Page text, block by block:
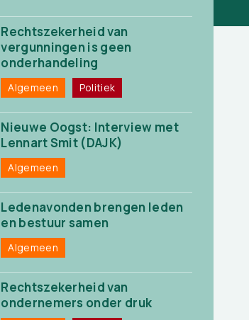
Rechtszekerheid van
vergunningen is geen
onderhandeling
Algemeen Politiek
Nieuwe Oogst: Interview met
Lennart Smit (DAJK)
Algemeen
Ledenavonden brengen leden
en bestuur samen
Algemeen
Rechtszekerheid van
ondernemers onder druk